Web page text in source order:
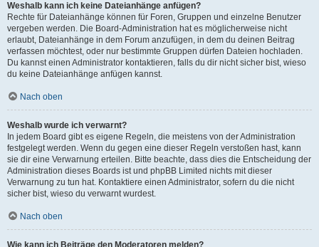
Weshalb kann ich keine Dateianhänge anfügen?
Rechte für Dateianhänge können für Foren, Gruppen und einzelne Benutzer
vergeben werden. Die Board-Administration hat es möglicherweise nicht
erlaubt, Dateianhänge in dem Forum anzufügen, in dem du deinen Beitrag
verfassen möchtest, oder nur bestimmte Gruppen dürfen Dateien hochladen.
Du kannst einen Administrator kontaktieren, falls du dir nicht sicher bist, wieso
du keine Dateianhänge anfügen kannst.
Nach oben
Weshalb wurde ich verwarnt?
In jedem Board gibt es eigene Regeln, die meistens von der Administration
festgelegt werden. Wenn du gegen eine dieser Regeln verstoßen hast, kann
sie dir eine Verwarnung erteilen. Bitte beachte, dass dies die Entscheidung der
Administration dieses Boards ist und phpBB Limited nichts mit dieser
Verwarnung zu tun hat. Kontaktiere einen Administrator, sofern du die nicht
sicher bist, wieso du verwarnt wurdest.
Nach oben